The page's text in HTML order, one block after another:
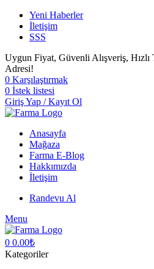
Yeni Haberler
İletişim
SSS
Uygun Fiyat, Güvenli Alışveriş, Hızlı
Adresi!
0 Karşılaştırmak
0 İstek listesi
Giriş Yap / Kayıt Ol
Anasayfa
Mağaza
Farma E-Blog
Hakkımızda
İletişim
Randevu Al
Menu
0 0.00₺
Kategoriler